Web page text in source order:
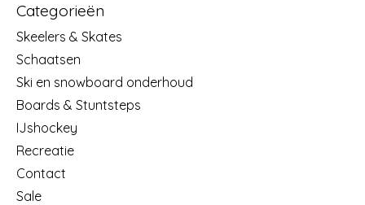
Categorieën
Skeelers & Skates
Schaatsen
Ski en snowboard onderhoud
Boards & Stuntsteps
IJshockey
Recreatie
Contact
Sale